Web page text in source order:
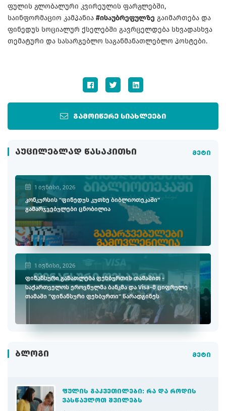
გამოიწერე სიახლეები
ᲐᲣᲪᲘᲚᲔᲑᲚᲐᲓ ᲬᲐᲡᲐᲙᲘᲗᲮᲘ მეტი
1 ივნისი, 2026
კონკურსის "ფინედუს კუთხე ბიბლიოთეკაში"
გამარჯვებულები ცნობილია
1 ივნისი, 2026
ფინანსური განათლება ფეხბურთის თამაშით -
საქართველოს ეროვნულმა ბანკმა და Visa-მ ციფრული
თამაში "ფინანსური ფეხბურთი" წარადგინეს
ᲑᲚᲝᲒᲘ მეტი
ᲤᲣᲚᲘᲡ ᲒᲐᲙᲕᲔᲗᲘᲚᲔᲑᲘ: ᲠᲐ ᲓᲐ ᲠᲝᲓᲘᲡ
ᲕᲐᲡᲬᲐᲕᲚᲝᲗ ᲨᲕᲘᲚᲔᲑᲡ
ფულის გლობალური კვირეულის ფარგლებში,
საინფორმაციო კამპანია #ისაუბრეფულზე გაიმართება და
ფინედუს სოციალურ ქსელებში გავრცელდება სხვადასხვა
თემატური და სასარგებლო საგანმანათლებლო პოსტები.